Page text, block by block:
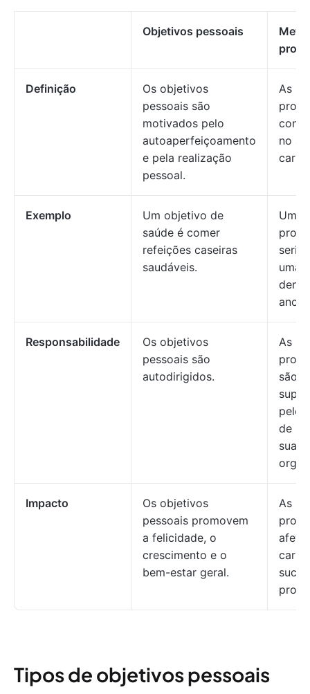
Objetivos pessoais
Definição
Os objetivos
pessoais são
motivados pelo
autoaperfeiçoamento
e pela realização
pessoal.
As
no
Exemplo
Um objetivo de
saúde é comer
refeições caseiras
saudáveis.
Uma
seria
uma
ano.
Responsabilidade
Os objetivos
pessoais são
autodirigidos.
As
são
de
sua
Impacto
Os objetivos
pessoais promovem
a felicidade, o
crescimento e o
bem-estar geral.
As
Tipos de objetivos pessoais